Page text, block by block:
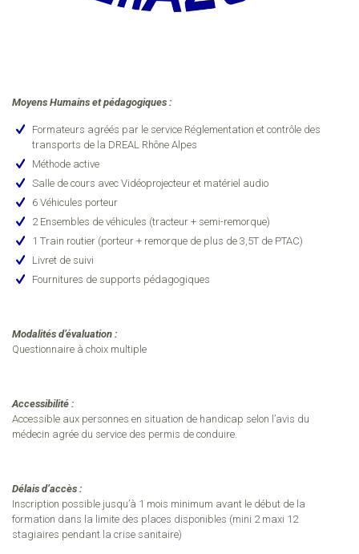
Moyens Humains et pédagogiques :
Formateurs agréés par le service Réglementation et contrôle des
transports de la DREAL Rhône Alpes
Méthode active
Salle de cours avec Vidéoprojecteur et matériel audio
6 Véhicules porteur
2 Ensembles de véhicules (tracteur + semi-remorque)
1 Train routier (porteur + remorque de plus de 3,5T de PTAC)
Livret de suivi
Fournitures de supports pédagogiques
Modalités d’évaluation :
Questionnaire à choix multiple
Accessibilité :
Accessible aux personnes en situation de handicap selon l’avis du
médecin agrée du service des permis de conduire.
Délais d’accès :
Inscription possible jusqu’à 1 mois minimum avant le début de la
formation dans la limite des places disponibles (mini 2 maxi 12
stagiaires pendant la crise sanitaire)